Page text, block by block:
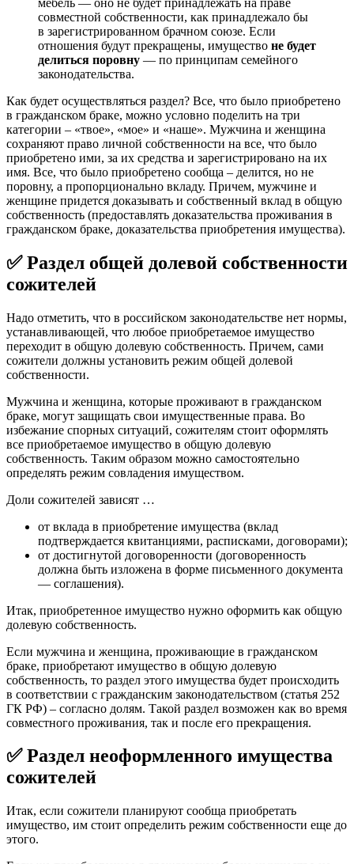
совместной собственности, как принадлежало бы
в зарегистрированном брачном союзе. Если
отношения будут прекращены, имущество не будет
делиться поровну — по принципам семейного
законодательства.
Как будет осуществляться раздел? Все, что было приобретено
в гражданском браке, можно условно поделить на три
категории – «твое», «мое» и «наше». Мужчина и женщина
сохраняют право личной собственности на все, что было
приобретено ими, за их средства и зарегистрировано на их
имя. Все, что было приобретено сообща – делится, но не
поровну, а пропорционально вкладу. Причем, мужчине и
женщине придется доказывать и собственный вклад в общую
собственность (предоставлять доказательства проживания в
гражданском браке, доказательства приобретения имущества).
✅ Раздел общей долевой собственности
сожителей
Надо отметить, что в российском законодательстве нет нормы,
устанавливающей, что любое приобретаемое имущество
переходит в общую долевую собственность. Причем, сами
сожители должны установить режим общей долевой
собственности.
Мужчина и женщина, которые проживают в гражданском
браке, могут защищать свои имущественные права. Во
избежание спорных ситуаций, сожителям стоит оформлять
все приобретаемое имущество в общую долевую
собственность. Таким образом можно самостоятельно
определять режим совладения имуществом.
Доли сожителей зависят …
от вклада в приобретение имущества (вклад
подтверждается квитанциями, расписками, договорами);
от достигнутой договоренности (договоренность
должна быть изложена в форме письменного документа
— соглашения).
Итак, приобретенное имущество нужно оформить как общую
долевую собственность.
Если мужчина и женщина, проживающие в гражданском
браке, приобретают имущество в общую долевую
собственность, то раздел этого имущества будет происходить
в соответствии с гражданским законодательством (статья 252
ГК РФ) – согласно долям. Такой раздел возможен как во время
совместного проживания, так и после его прекращения.
✅ Раздел неоформленного имущества
сожителей
Итак, если сожители планируют сообща приобретать
имущество, им стоит определить режим собственности еще до
этого.